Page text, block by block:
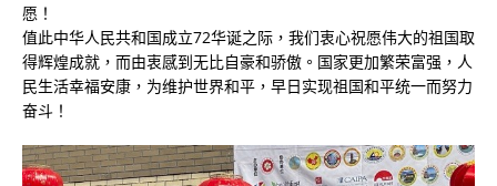
愿！
值此中华人民共和国成立72华诞之际，我们衷心祝愿伟大的祖国取
得辉煌成就，而由衷感到无比自豪和骄傲。国家更加繁荣富强，人
民生活幸福安康，为维护世界和平，早日实现祖国和平统一而努力
奋斗！